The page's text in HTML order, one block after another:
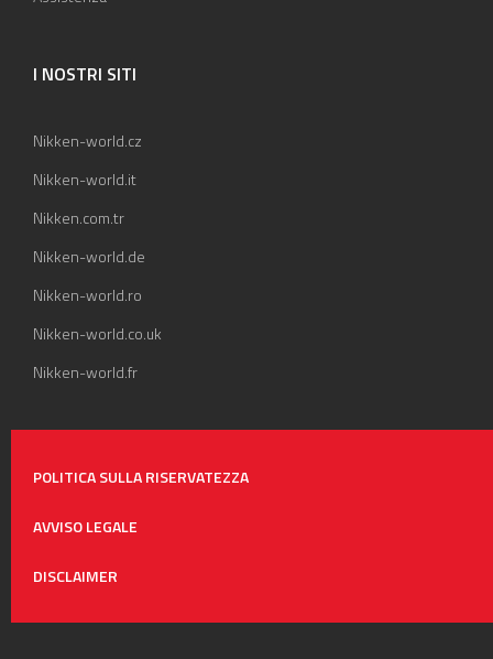
I NOSTRI SITI
Nikken-world.cz
Nikken-world.it
Nikken.com.tr
Nikken-world.de
Nikken-world.ro
Nikken-world.co.uk
Nikken-world.fr
POLITICA SULLA RISERVATEZZA
AVVISO LEGALE
DISCLAIMER